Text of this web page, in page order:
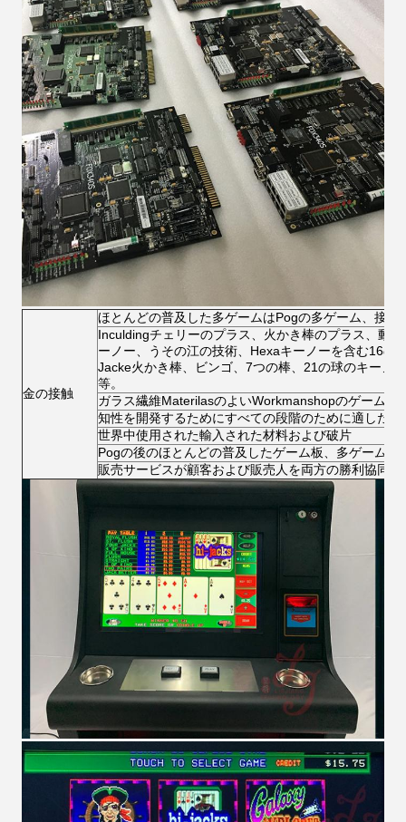
金の接触
ほとんどの普及した多ゲームはPogの多ゲーム、接
Inculdingチェリーのプラス、火かき棒のプラス、動
ーノー、うその江の技術、Hexaキーノーを含む16の
Jacke火かき棒、ビンゴ、7つの棒、21の球のキーノ
等。
ガラス繊維MaterilasのよいWorkmanshopのゲーム板
知性を開発するためにすべての段階のために適した
世界中使用された輸入された材料および破片
Pogの後のほとんどの普及したゲーム板、多ゲーム
販売サービスが顧客および販売人を両方の勝利協同